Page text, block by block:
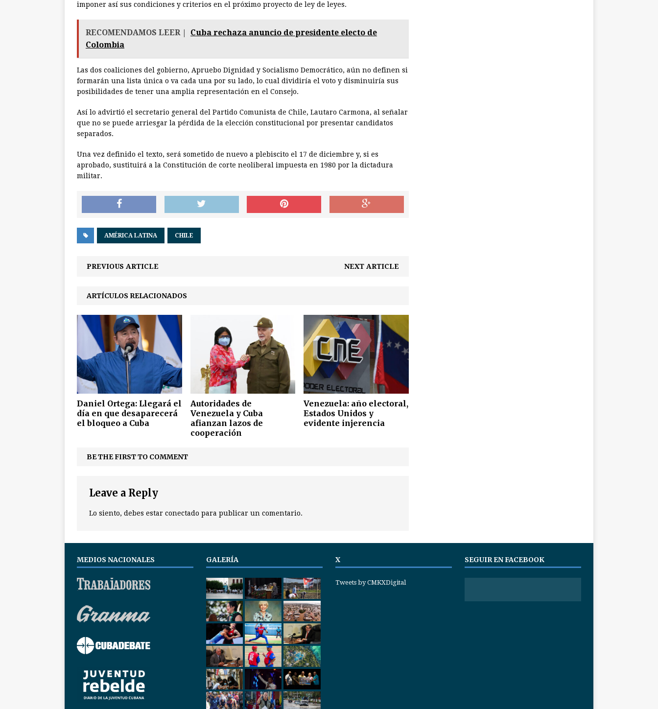
imponer así sus condiciones y criterios en el próximo proyecto de ley de leyes.
RECOMENDAMOS LEER |
Cuba rechaza anuncio de presidente electo de
Colombia
Las dos coaliciones del gobierno, Apruebo Dignidad y Socialismo Democrático, aún no definen si
formarán una lista única o va cada una por su lado, lo cual dividiría el voto y disminuiría sus
posibilidades de tener una amplia representación en el Consejo.
Así lo advirtió el secretario general del Partido Comunista de Chile, Lautaro Carmona, al señalar
que no se puede arriesgar la pérdida de la elección constitucional por presentar candidatos
separados.
Una vez definido el texto, será sometido de nuevo a plebiscito el 17 de diciembre y, si es
aprobado, sustituirá a la Constitución de corte neoliberal impuesta en 1980 por la dictadura
militar.
AMÉRICA LATINA CHILE
PREVIOUS ARTICLE NEXT ARTICLE
ARTÍCULOS RELACIONADOS
Daniel Ortega: Llegará el
día en que desaparecerá
el bloqueo a Cuba
Autoridades de
Venezuela y Cuba
afianzan lazos de
cooperación
Venezuela: año electoral,
Estados Unidos y
evidente injerencia
BE THE FIRST TO COMMENT
Leave a Reply
Lo siento, debes estar conectado para publicar un comentario.
MEDIOS NACIONALES GALERÍA X
Tweets by CMKXDigital
SEGUIR EN FACEBOOK